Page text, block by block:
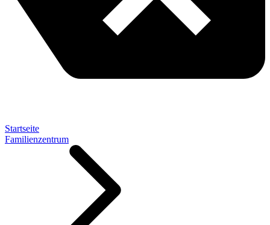
Startseite
Familienzentrum